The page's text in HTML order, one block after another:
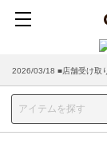
2026/03/18 ■店舗受け取